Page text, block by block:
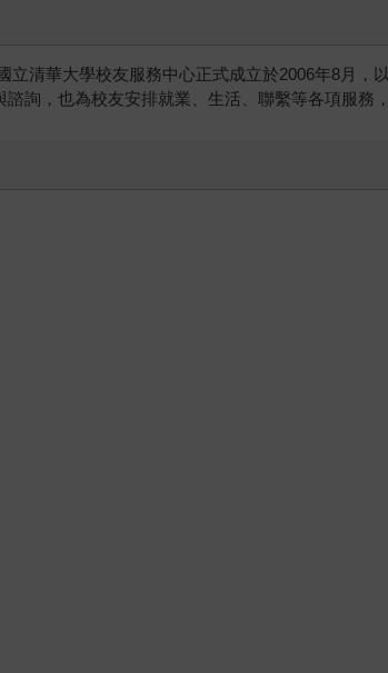
立清華大學校友服務中心正式成立於2006年8月
詢，也為校友安排就業、生活、聯繫等各項服務